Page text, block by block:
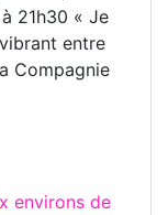
21h30 « Je
entre
Compagnie
environs de